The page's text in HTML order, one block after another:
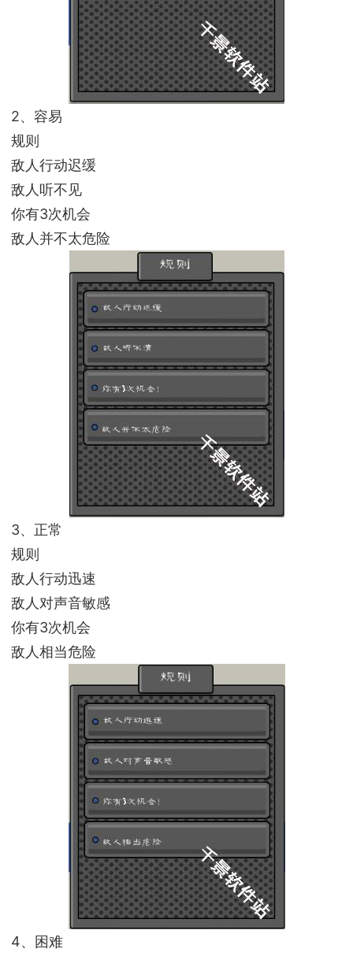
2、容易
规则
敌人行动迟缓
敌人听不见
你有3次机会
敌人并不太危险
3、正常
规则
敌人行动迅速
敌人对声音敏感
你有3次机会
敌人相当危险
4、困难